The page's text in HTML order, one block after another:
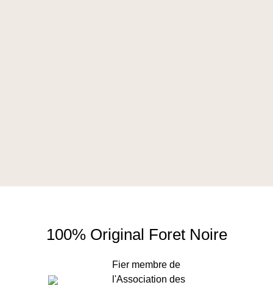
100% Original Foret Noire
Fier membre de
l'Association des